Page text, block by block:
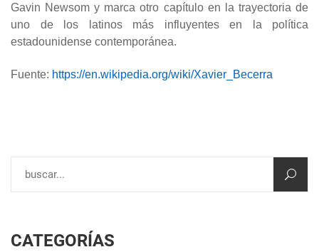
Gavin Newsom y marca otro capítulo en la trayectoria de
uno de los latinos más influyentes en la política
estadounidense contemporánea.
Fuente: https://en.wikipedia.org/wiki/Xavier_Becerra
CATEGORÍAS